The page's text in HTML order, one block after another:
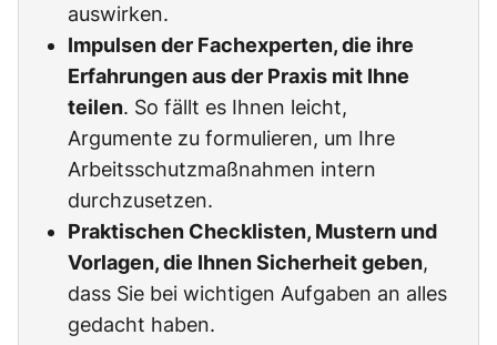
auswirken.
Impulsen der Fachexperten, die ihre
Erfahrungen aus der Praxis mit Ihne
teilen. So fällt es Ihnen leicht,
Argumente zu formulieren, um Ihre
Arbeitsschutzmaßnahmen intern
durchzusetzen.
Praktischen Checklisten, Mustern und
Vorlagen, die Ihnen Sicherheit geben,
dass Sie bei wichtigen Aufgaben an alles
gedacht haben.